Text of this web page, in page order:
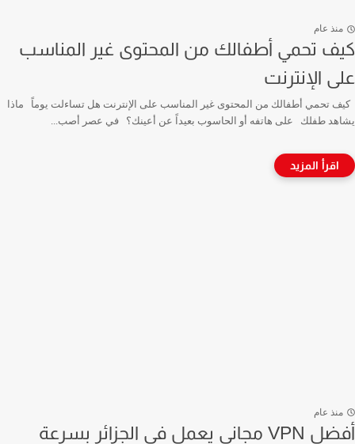
منذ عام
كيف تحمي أطفالك من المحتوى غير المناسب
على الإنترنت
كيف تحمي أطفالك من المحتوى غير المناسب على الإنترنت هل تساءلت يوماً ماذا
يشاهد طفلك على هاتفه أو الحاسوب بعيداً عن أعينك؟ في عصر أصب...
منذ عام
أفضل VPN مجاني يعمل في الجزائر بسرعة